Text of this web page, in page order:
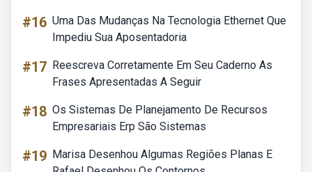
#16 Uma Das Mudanças Na Tecnologia Ethernet Que
Impediu Sua Aposentadoria
#17 Reescreva Corretamente Em Seu Caderno As
Frases Apresentadas A Seguir
#18 Os Sistemas De Planejamento De Recursos
Empresariais Erp São Sistemas
#19 Marisa Desenhou Algumas Regiões Planas E